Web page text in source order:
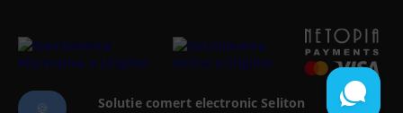
Solutie comert electronic Seliton
🍪